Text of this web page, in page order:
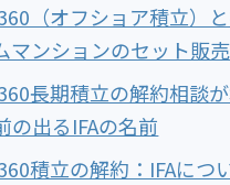
（オフショア積立）
マンションのセット販売
長期積立の解約相談
の出るIFAの名前
積立の解約：IFAにつ